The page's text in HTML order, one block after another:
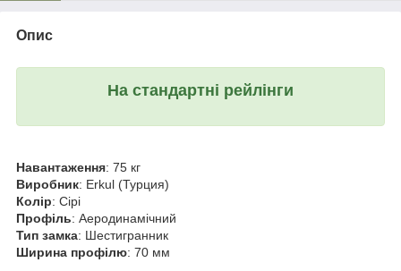
Опис
На стандартні рейлінги
Навантаження: 75 кг
Виробник: Erkul (Турция)
Колір: Сірі
Профіль: Аеродинамічний
Тип замка: Шестигранник
Ширина профілю: 70 мм